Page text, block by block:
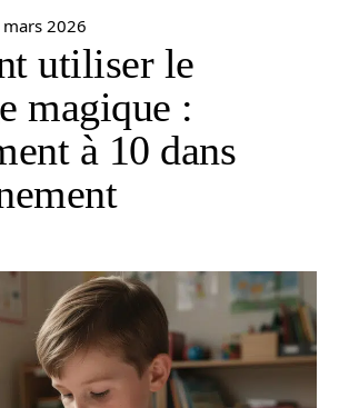
mars 2026
utiliser le
magique :
à 10 dans